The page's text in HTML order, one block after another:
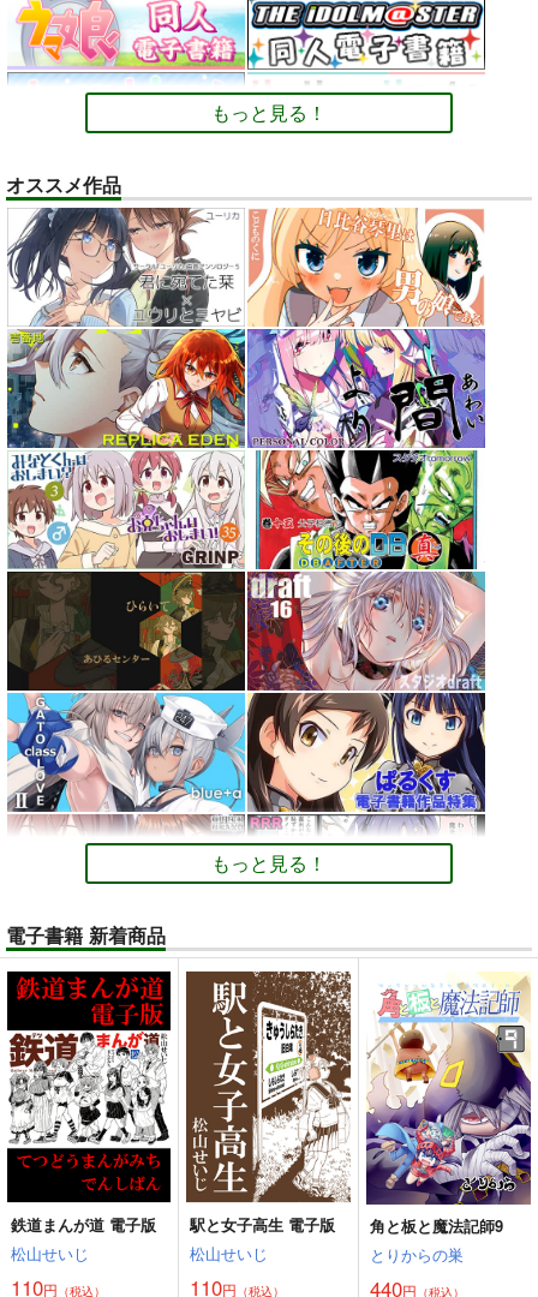
もっと見る！
オススメ作品
もっと見る！
電子書籍 新着商品
鉄道まんが道 電子版
松山せいじ
110円 （税込）
駅と女子高生 電子版
松山せいじ
110円 （税込）
角と板と魔法記師9
とりからの巣
440円 （税込）